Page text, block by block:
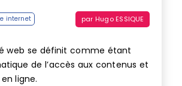
internet par Hugo ESSIQUE
web se définit comme étant
de l’accès aux contenus et
ligne.